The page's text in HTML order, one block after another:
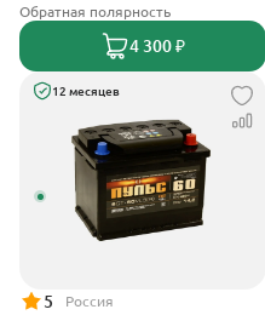
Обратная полярность
4 300 ₽
12 месяцев
5 Россия